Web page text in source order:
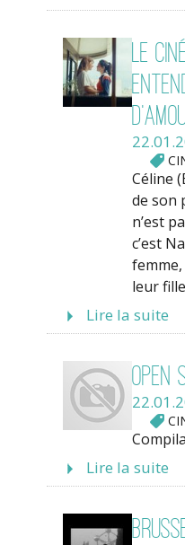
Le
Céline
de son
n’est
c’est
leur
Lire la suite
Open
Lire la suite